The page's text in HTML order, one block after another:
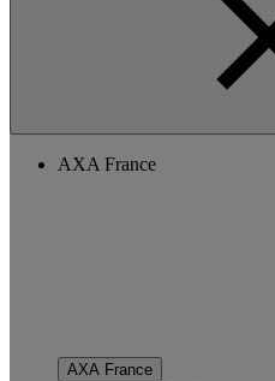
AXA France
AXA France